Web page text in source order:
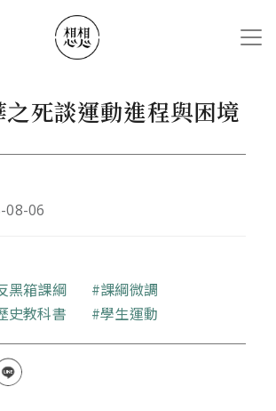
死談運動進程與困境
08-06
黑箱課綱
課綱微調
史教科書 學生運動